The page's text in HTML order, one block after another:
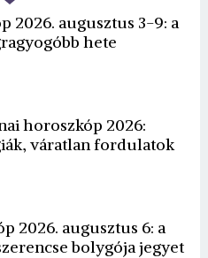
2026. augusztus 3-9: a
hete
horoszkóp 2026:
váratlan fordulatok
2026. augusztus 6: a
bolygója jegyet